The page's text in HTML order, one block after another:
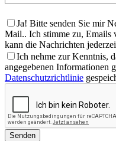
Ja! Bitte senden Sie mir
Mail.. Ich stimme zu, Emails
kann die Nachrichten
Ich nehme zur Kenntnis,
angegebenen Informationen
Datenschutzrichtlinie